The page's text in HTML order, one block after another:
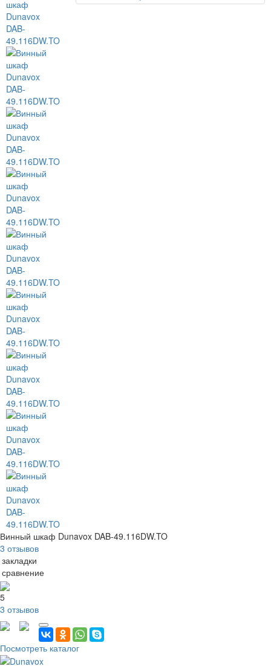
Винный шкаф Dunavox DAB-49.116DW.TO
3 отзывов
5
3 отзывов
Посмотреть каталог